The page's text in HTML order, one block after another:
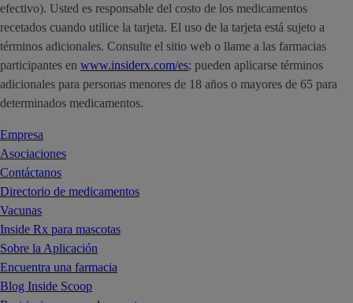
efectivo). Usted es responsable del costo de los medicamentos
recetados cuando utilice la tarjeta. El uso de la tarjeta está sujeto a
términos adicionales. Consulte el sitio web o llame a las farmacias
participantes en www.insiderx.com/es; pueden aplicarse términos
adicionales para personas menores de 18 años o mayores de 65 para
determinados medicamentos.
Empresa
Asociaciones
Contáctanos
Directorio de medicamentos
Vacunas
Inside Rx para mascotas
Sobre la Aplicación
Encuentra una farmacia
Blog Inside Scoop